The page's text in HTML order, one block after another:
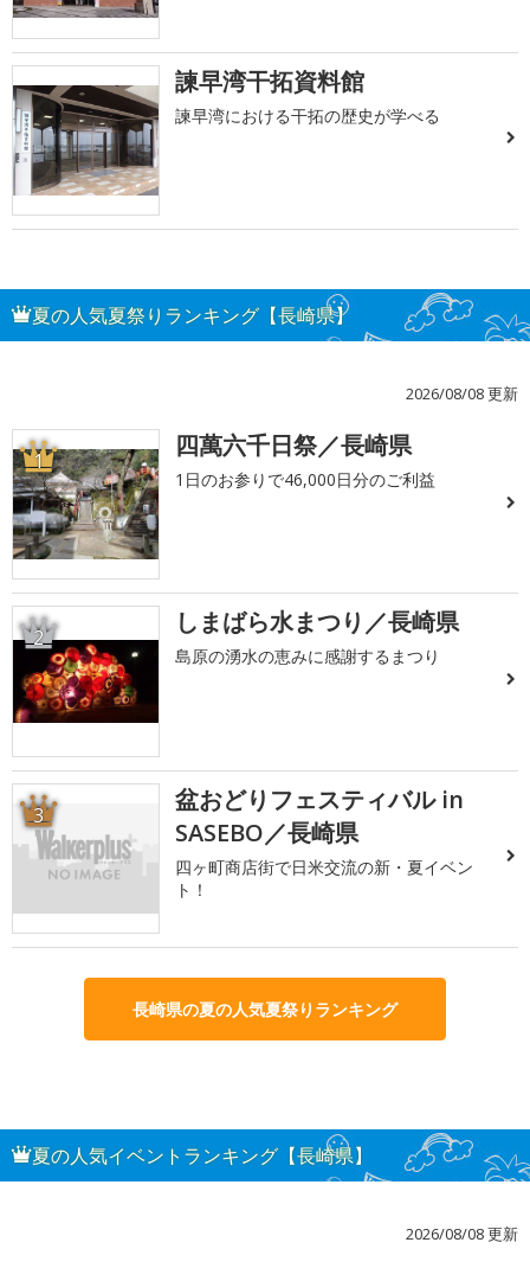
諫早湾干拓資料館
諫早湾における干拓の歴史が学べる
夏の人気夏祭りランキング【長崎県】
2026/08/08 更新
1 四萬六千日祭／長崎県
1日のお参りで46,000日分のご利益
2 しまばら水まつり／長崎県
島原の湧水の恵みに感謝するまつり
3
盆おどりフェスティバル in
SASEBO／長崎県
四ヶ町商店街で日米交流の新・夏イベン
ト！
長崎県の夏の人気夏祭りランキング
夏の人気イベントランキング【長崎県】
2026/08/08 更新